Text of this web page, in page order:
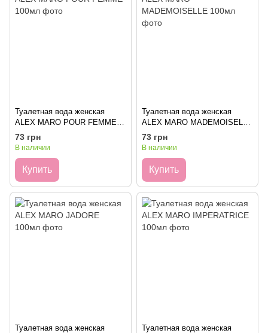
Туалетная вода женская
ALEX MARO POUR FEMME
100мл
73 грн
В наличии
Купить
Туалетная вода женская
ALEX MARO MADEMOISELLE
100мл
73 грн
В наличии
Купить
Туалетная вода женская
Туалетная вода женская